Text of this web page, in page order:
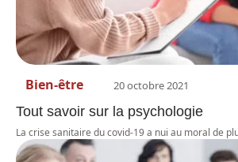
Bien-être 20 octobre 2021
Tout savoir sur la psychologie
La crise sanitaire du covid-19 a nui au moral de